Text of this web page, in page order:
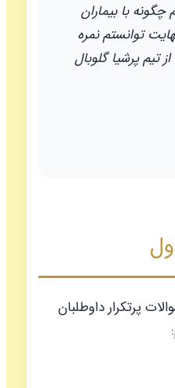
چگونه با بیماران
توانستم نمره
تیم پرشیا گلوبال
پرتکرار داوطلبان